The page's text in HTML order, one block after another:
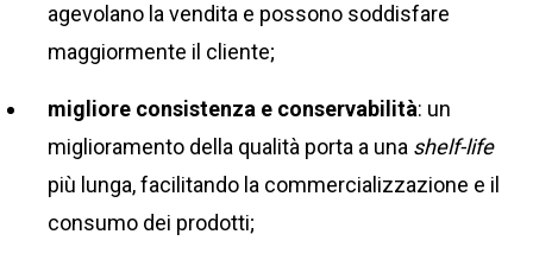
agevolano la vendita e possono soddisfare
maggiormente il cliente;
migliore consistenza e conservabilità: un
miglioramento della qualità porta a una shelf-life
più lunga, facilitando la commercializzazione e il
consumo dei prodotti;